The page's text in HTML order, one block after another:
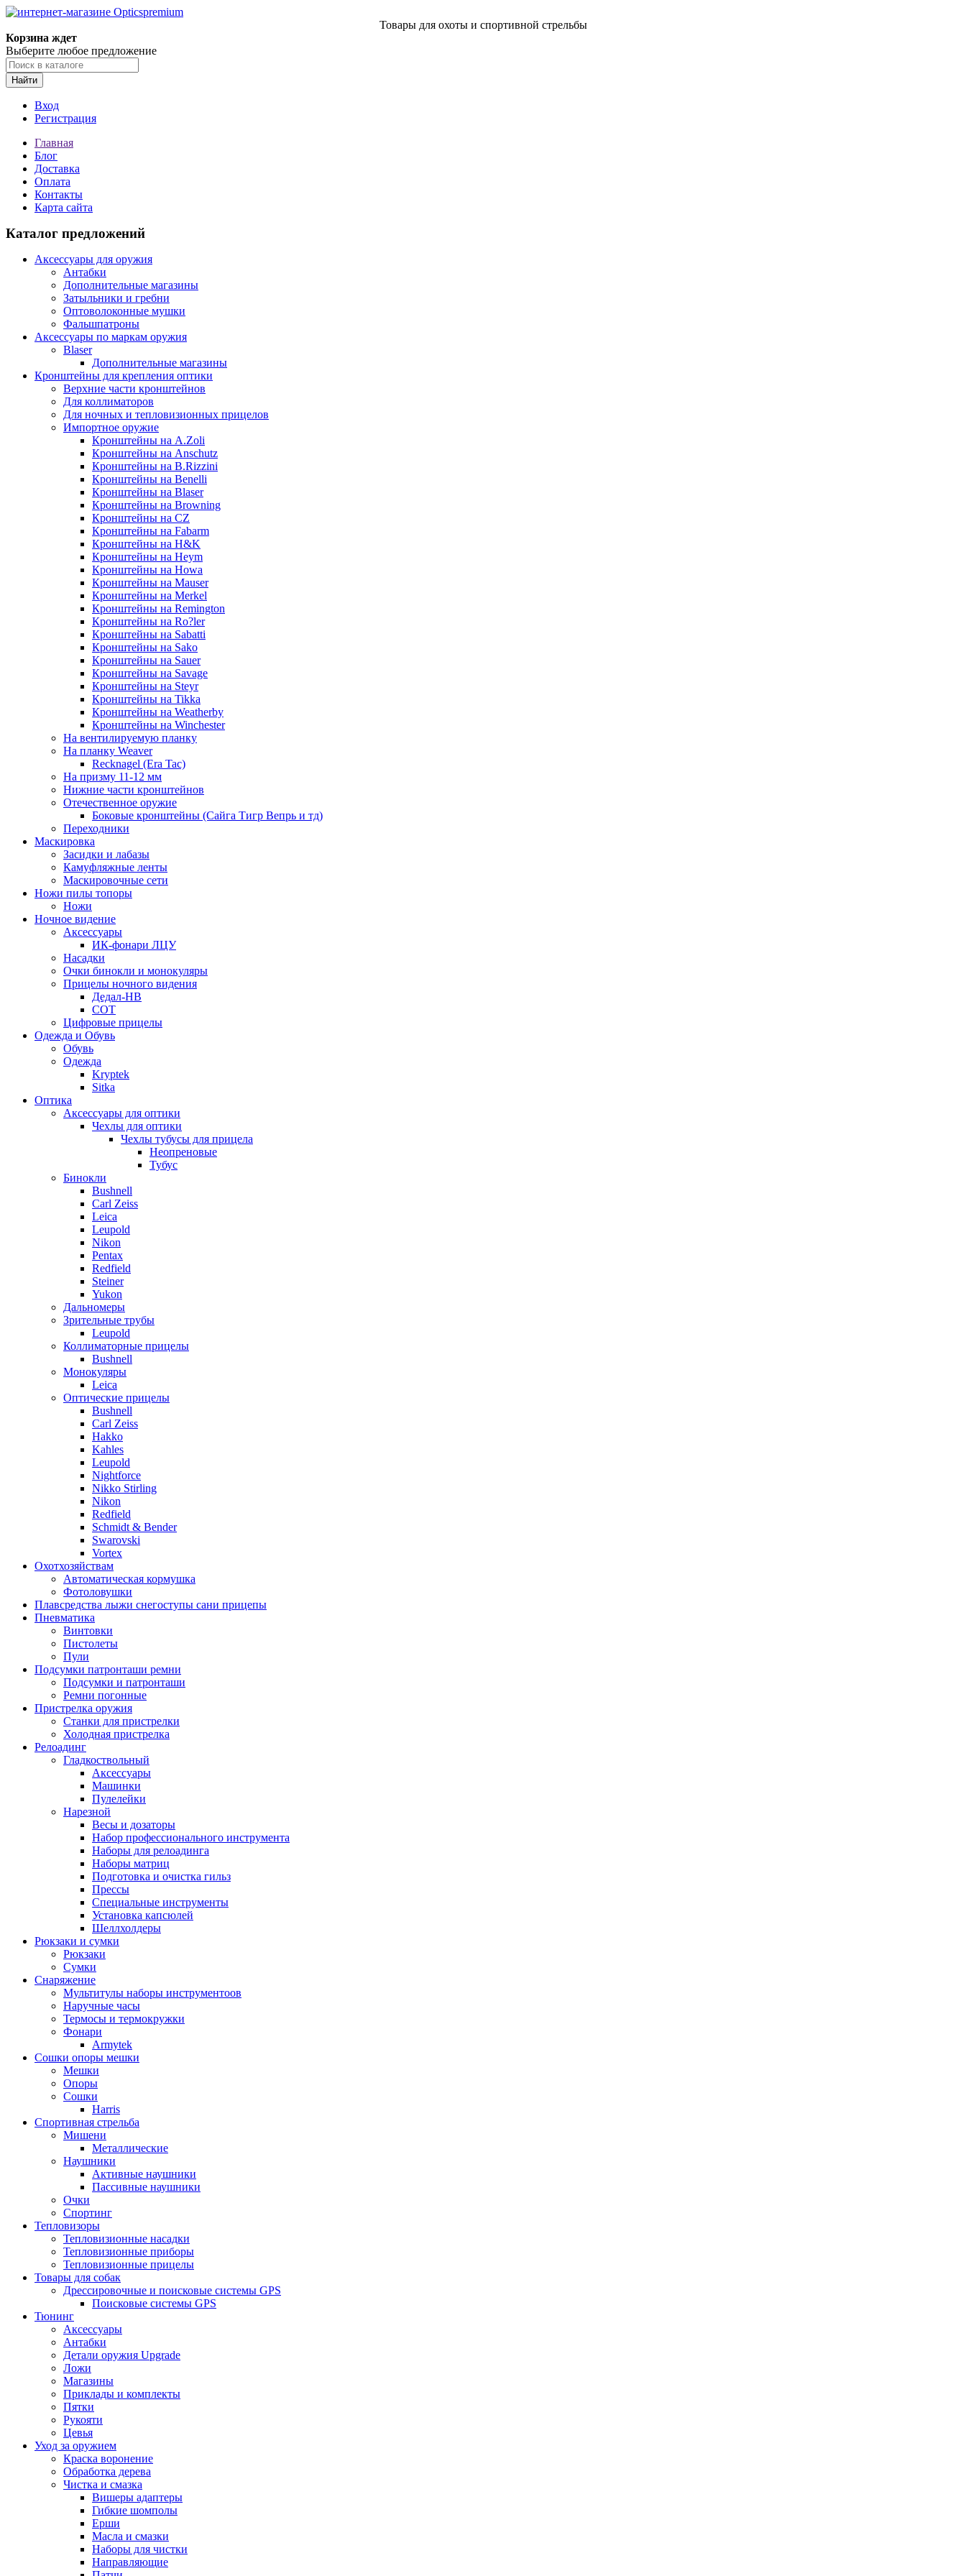
Товары для охоты и спортивной стрельбы
Корзина ждет
Выберите любое предложение
Найти
Вход
Регистрация
Главная
Блог
Доставка
Оплата
Контакты
Карта сайта
Каталог предложений
Аксессуары для оружия
Антабки
Дополнительные магазины
Затыльники и гребни
Оптоволоконные мушки
Фальшпатроны
Аксессуары по маркам оружия
Blaser
Дополнительные магазины
Кронштейны для крепления оптики
Верхние части кронштейнов
Для коллиматоров
Для ночных и тепловизионных прицелов
Импортное оружие
Кронштейны на A.Zoli
Кронштейны на Anschutz
Кронштейны на B.Rizzini
Кронштейны на Benelli
Кронштейны на Blaser
Кронштейны на Browning
Кронштейны на CZ
Кронштейны на Fabarm
Кронштейны на H&K
Кронштейны на Heym
Кронштейны на Howa
Кронштейны на Mauser
Кронштейны на Merkel
Кронштейны на Remington
Кронштейны на Ro?ler
Кронштейны на Sabatti
Кронштейны на Sako
Кронштейны на Sauer
Кронштейны на Savage
Кронштейны на Steyr
Кронштейны на Tikka
Кронштейны на Weatherby
Кронштейны на Winchester
На вентилируемую планку
На планку Weaver
Recknagel (Era Tac)
На призму 11-12 мм
Нижние части кронштейнов
Отечественное оружие
Боковые кронштейны (Сайга Тигр Вепрь и тд)
Переходники
Маскировка
Засидки и лабазы
Камуфляжные ленты
Маскировочные сети
Ножи пилы топоры
Ножи
Ночное видение
Аксессуары
ИК-фонари ЛЦУ
Насадки
Очки бинокли и монокуляры
Прицелы ночного видения
Дедал-НВ
СОТ
Цифровые прицелы
Одежда и Обувь
Обувь
Одежда
Kryptek
Sitka
Оптика
Аксессуары для оптики
Чехлы для оптики
Чехлы тубусы для прицела
Неопреновые
Тубус
Бинокли
Bushnell
Carl Zeiss
Leica
Leupold
Nikon
Pentax
Redfield
Steiner
Yukon
Дальномеры
Зрительные трубы
Leupold
Коллиматорные прицелы
Bushnell
Монокуляры
Leica
Оптические прицелы
Bushnell
Carl Zeiss
Hakko
Kahles
Leupold
Nightforce
Nikko Stirling
Nikon
Redfield
Schmidt & Bender
Swarovski
Vortex
Охотхозяйствам
Автоматическая кормушка
Фотоловушки
Плавсредства лыжи снегоступы сани прицепы
Пневматика
Винтовки
Пистолеты
Пули
Подсумки патронташи ремни
Подсумки и патронташи
Ремни погонные
Пристрелка оружия
Станки для пристрелки
Холодная пристрелка
Релоадинг
Гладкоствольный
Аксессуары
Машинки
Пулелейки
Нарезной
Весы и дозаторы
Набор профессионального инструмента
Наборы для релоадинга
Наборы матриц
Подготовка и очистка гильз
Прессы
Специальные инструменты
Установка капсюлей
Шеллхолдеры
Рюкзаки и сумки
Рюкзаки
Сумки
Снаряжение
Мультитулы наборы инструментоов
Наручные часы
Термосы и термокружки
Фонари
Armytek
Сошки опоры мешки
Мешки
Опоры
Сошки
Harris
Спортивная стрельба
Мишени
Металлические
Наушники
Активные наушники
Пассивные наушники
Очки
Спортинг
Тепловизоры
Тепловизионные насадки
Тепловизионные приборы
Тепловизионные прицелы
Товары для собак
Дрессировочные и поисковые системы GPS
Поисковые системы GPS
Тюнинг
Аксессуары
Антабки
Детали оружия Upgrade
Ложи
Магазины
Приклады и комплекты
Пятки
Рукояти
Цевья
Уход за оружием
Краска воронение
Обработка дерева
Чистка и смазка
Вишеры адаптеры
Гибкие шомполы
Ерши
Масла и смазки
Наборы для чистки
Направляющие